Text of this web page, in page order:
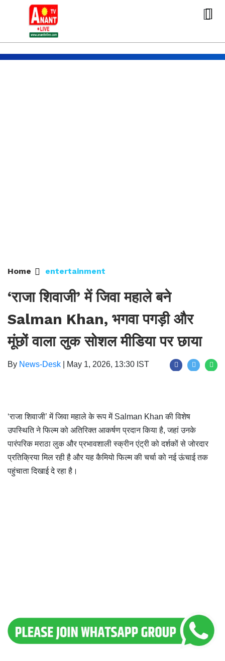
Home entertainment
‘राजा शिवाजी’ में जिवा महाले बने
Salman Khan, भगवा पगड़ी और
मूंछों वाला लुक सोशल मीडिया पर छाया
By News-Desk May 1, 2026, 13:30 IST
‘राजा शिवाजी’ में जिवा महाले के रूप में Salman Khan की विशेष
उपस्थिति ने फिल्म को अतिरिक्त आकर्षण प्रदान किया है, जहां उनके
पारंपरिक मराठा लुक और प्रभावशाली स्क्रीन एंट्री को दर्शकों से जोरदार
प्रतिक्रिया मिल रही है और यह कैमियो फिल्म की चर्चा को नई ऊंचाई तक
पहुंचाता दिखाई दे रहा है।